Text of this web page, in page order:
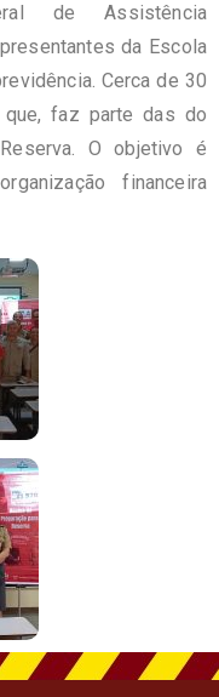
de Assistência
da Escola
Cerca de 30
que, faz parte das do
O objetivo é
financeira